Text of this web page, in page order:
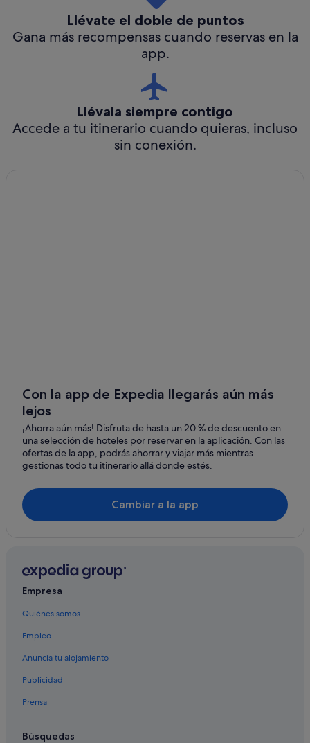
Llévate el doble de puntos
Gana más recompensas cuando reservas en la
app.
Llévala siempre contigo
Accede a tu itinerario cuando quieras, incluso
sin conexión.
Con la app de Expedia llegarás aún más
lejos
¡Ahorra aún más! Disfruta de hasta un 20 % de descuento en
una selección de hoteles por reservar en la aplicación. Con las
ofertas de la app, podrás ahorrar y viajar más mientras
gestionas todo tu itinerario allá donde estés.
Cambiar a la app
Empresa
Quiénes somos
Empleo
Anuncia tu alojamiento
Publicidad
Prensa
Búsquedas